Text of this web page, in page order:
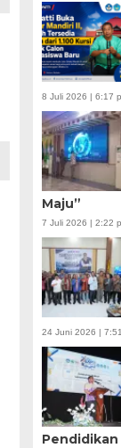
8 Juli 2026 | 6:17
Maju”
7 Juli 2026 | 2:22
24 Juni 2026 |